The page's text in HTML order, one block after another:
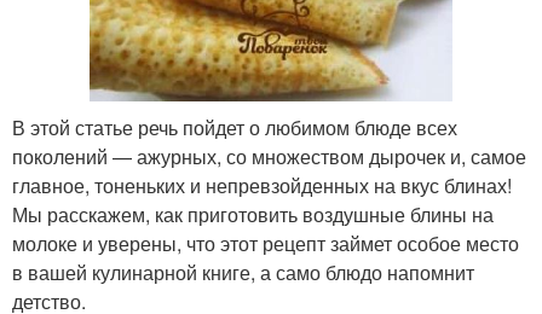
В этой статье речь пойдет о любимом блюде всех
поколений — ажурных, со множеством дырочек и, самое
главное, тоненьких и непревзойденных на вкус блинах!
Мы расскажем, как приготовить воздушные блины на
молоке и уверены, что этот рецепт займет особое место
в вашей кулинарной книге, а само блюдо напомнит
детство.